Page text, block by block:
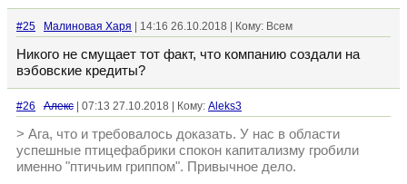
#25 Малиновая Харя | 14:16 26.10.2018 | Кому: Всем
Никого не смущает тот факт, что компанию создали на
вэбовские кредиты?
#26 Алекс | 07:13 27.10.2018 | Кому: Aleks3
> Ага, что и требовалось доказать. У нас в области
успешные птицефабрики спокон капитализму гробили
именно "птичьим гриппом". Привычное дело.